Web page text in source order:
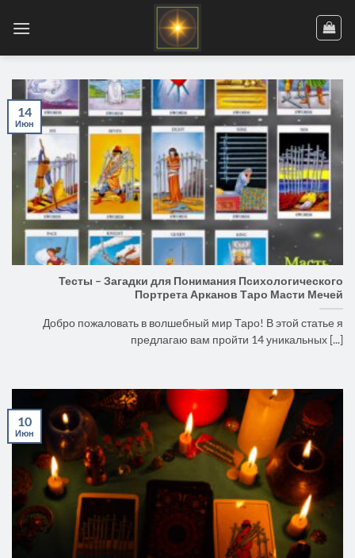
Тесты – Загадки для Понимания Психологического
Портрета Арканов Таро Масти Мечей
Добро пожаловать в волшебный мир Таро! В этой статье я
предлагаю вам пройти 14 уникальных [...]
14
Июн
10
Июн